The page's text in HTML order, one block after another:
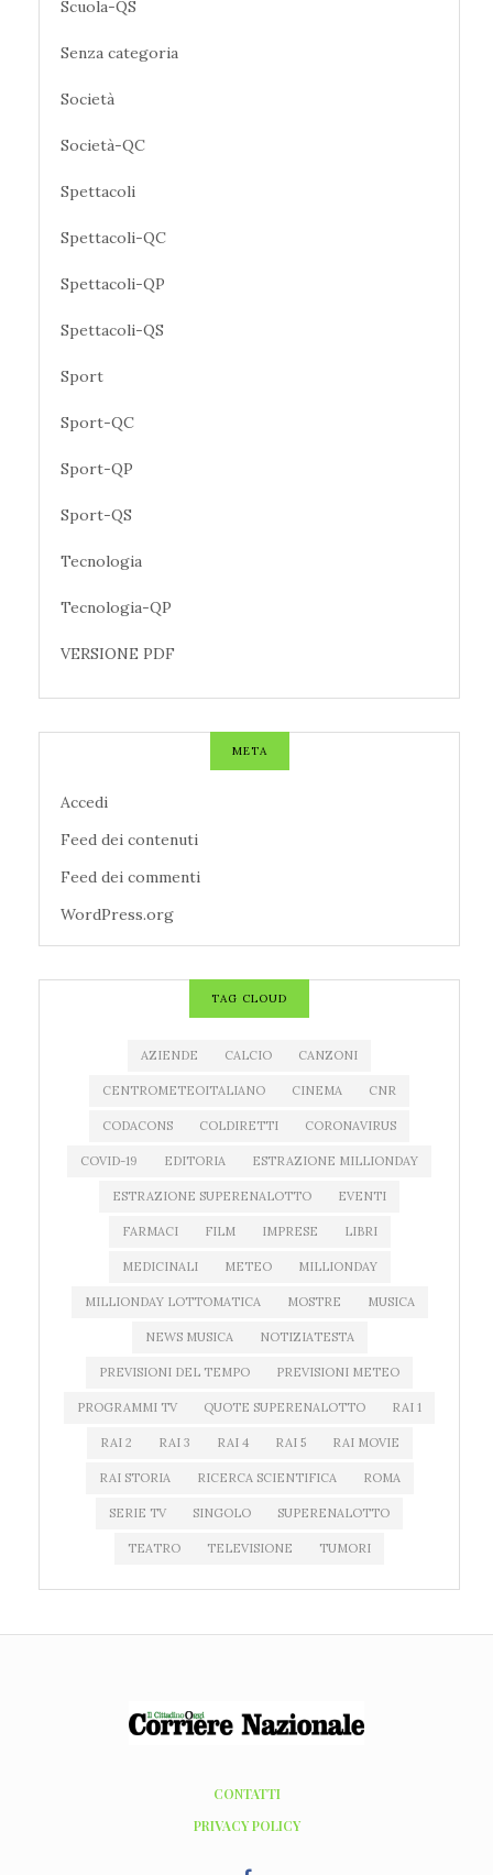
Scuola-QS
Senza categoria
Società
Società-QC
Spettacoli
Spettacoli-QC
Spettacoli-QP
Spettacoli-QS
Sport
Sport-QC
Sport-QP
Sport-QS
Tecnologia
Tecnologia-QP
VERSIONE PDF
META
Accedi
Feed dei contenuti
Feed dei commenti
WordPress.org
TAG CLOUD
AZIENDE CALCIO CANZONI
CENTROMETEOITALIANO CINEMA CNR
CODACONS COLDIRETTI CORONAVIRUS
COVID-19 EDITORIA ESTRAZIONE MILLIONDAY
ESTRAZIONE SUPERENALOTTO EVENTI
FARMACI FILM IMPRESE LIBRI
MEDICINALI METEO MILLIONDAY
MILLIONDAY LOTTOMATICA MOSTRE MUSICA
NEWS MUSICA NOTIZIATESTA
PREVISIONI DEL TEMPO PREVISIONI METEO
PROGRAMMI TV QUOTE SUPERENALOTTO RAI 1
RAI 2 RAI 3 RAI 4 RAI 5 RAI MOVIE
RAI STORIA RICERCA SCIENTIFICA ROMA
SERIE TV SINGOLO SUPERENALOTTO
TEATRO TELEVISIONE TUMORI
CONTATTI
PRIVACY POLICY